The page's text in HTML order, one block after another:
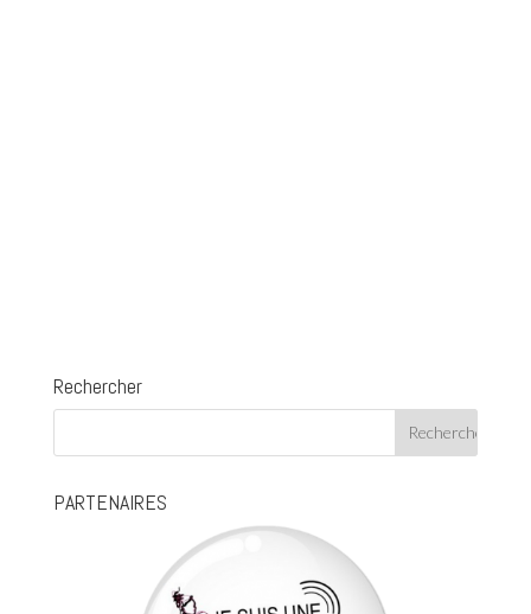
Rechercher
PARTENAIRES